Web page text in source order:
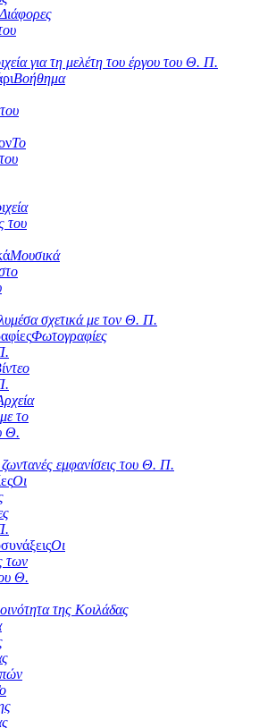
Διάφορες
για τη μελέτη του έργου του Θ. Π.
Βοήθημα
Το
του
Μουσικά
σχετικά με τον Θ. Π.
Φωτογραφίες
το
Θ.
εμφανίσεις του Θ. Π.
Οι
Οι
των
Θ.
της Κοιλάδας